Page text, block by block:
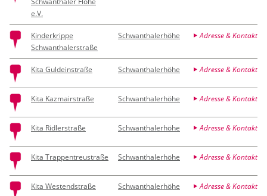
e.V.
Kinderkrippe
Schwanthalerstraße
Schwanthalerhöhe Adresse & Kontakt
Kita Guldeinstraße Schwanthalerhöhe Adresse & Kontakt
Kita Kazmairstraße Schwanthalerhöhe Adresse & Kontakt
Kita Ridlerstraße Schwanthalerhöhe Adresse & Kontakt
Kita Trappentreustraße Schwanthalerhöhe Adresse & Kontakt
Kita Westendstraße Schwanthalerhöhe Adresse & Kontakt